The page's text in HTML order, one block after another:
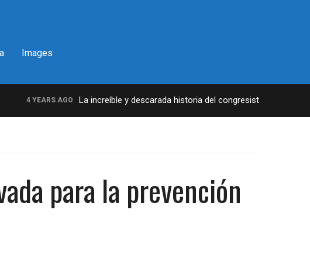
Images
4 YEARS AGO La increíble y descarada historia del congresista por NY George
para la prevención